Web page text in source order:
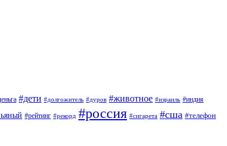
#дети #долгожитель #дуров #животное #израиль #индия
#рейтинг #рекорд #россия #сигарета #сша #телефон